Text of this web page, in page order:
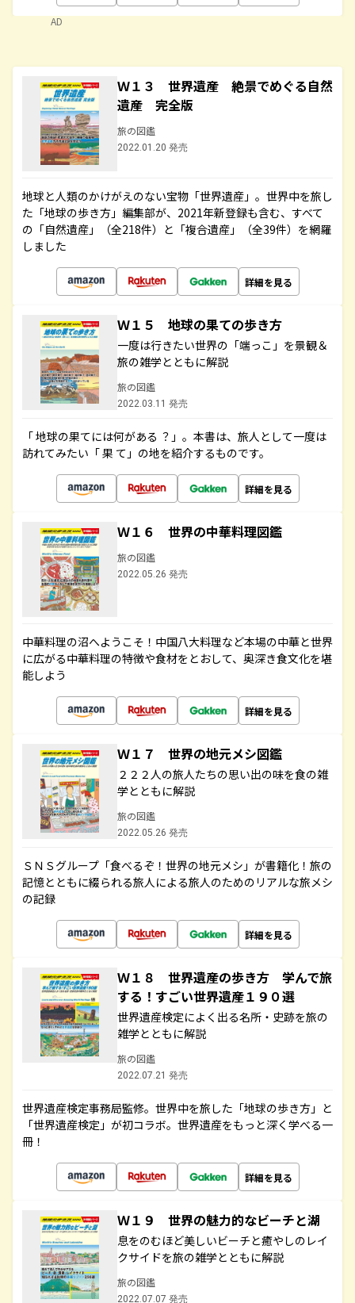
AD
Ｗ１３ 世界遺産 絶景でめぐる自然
遺産 完全版
旅の図鑑
2022.01.20 発売
地球と人類のかけがえのない宝物「世界遺産」。世界中を旅し
た「地球の歩き方」編集部が、2021年新登録も含む、すべて
の「自然遺産」（全218件）と「複合遺産」（全39件）を網羅
しました
詳細を見る
Ｗ１５ 地球の果ての歩き方
一度は行きたい世界の「端っこ」を景観＆
旅の雑学とともに解説
旅の図鑑
2022.03.11 発売
「 地球の果てには何がある ？」。本書は、旅人として一度は
訪れてみたい「 果 て」の地を紹介するものです。
詳細を見る
Ｗ１６ 世界の中華料理図鑑
旅の図鑑
2022.05.26 発売
中華料理の沼へようこそ！中国八大料理など本場の中華と世界
に広がる中華料理の特徴や食材をとおして、奥深き食文化を堪
能しよう
詳細を見る
Ｗ１７ 世界の地元メシ図鑑
２２２人の旅人たちの思い出の味を食の雑
学とともに解説
旅の図鑑
2022.05.26 発売
ＳＮＳグループ「食べるぞ！世界の地元メシ」が書籍化！旅の
記憶とともに綴られる旅人による旅人のためのリアルな旅メシ
の記録
詳細を見る
Ｗ１８ 世界遺産の歩き方 学んで旅
する！すごい世界遺産１９０選
世界遺産検定によく出る名所・史跡を旅の
雑学とともに解説
旅の図鑑
2022.07.21 発売
世界遺産検定事務局監修。世界中を旅した「地球の歩き方」と
「世界遺産検定」が初コラボ。世界遺産をもっと深く学べる一
冊！
詳細を見る
Ｗ１９ 世界の魅力的なビーチと湖
息をのむほど美しいビーチと癒やしのレイ
クサイドを旅の雑学とともに解説
旅の図鑑
2022.07.07 発売